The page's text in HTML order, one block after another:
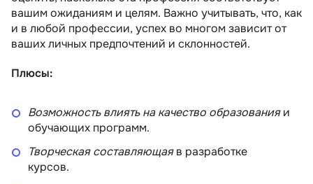
вашим ожиданиям и целям. Важно учитывать, что, как
и в любой профессии, успех во многом зависит от
ваших личных предпочтений и склонностей.
Плюсы:
Возможность влиять на качество образованияи
обучающих программ.
Творческая составляющаяв разработке
курсов.